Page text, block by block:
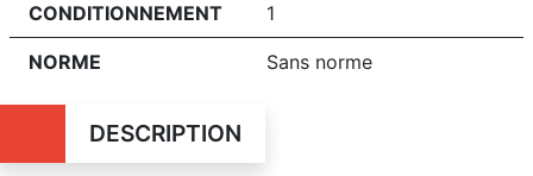
CONDITIONNEMENT 1
NORME Sans norme
DESCRIPTION